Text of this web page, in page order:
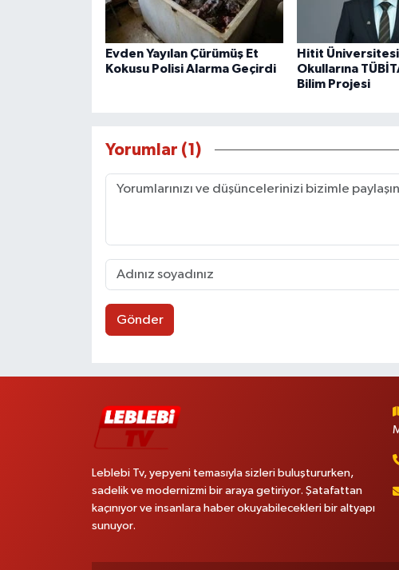
Evden Yayılan Çürümüş Et
Kokusu Polisi Alarma Geçirdi
Hitit
Okullarına
Bilim Projesi
Yorumlar (1)
Gönder
Leblebi Tv, yepyeni temasıyla sizleri buluştururken,
sadelik ve modernizmi bir araya getiriyor. Şatafattan
kaçınıyor ve insanlara haber okuyabilecekleri bir altyapı
sunuyor.